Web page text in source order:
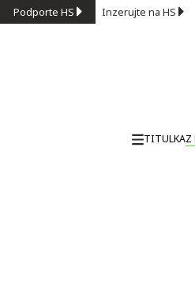
Podporte HS Inzerujte na HS
TITULKAZ